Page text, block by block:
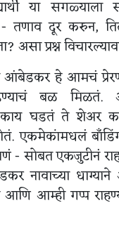
या सगळ्याला
तणाव दूर करुन,
असा प्रश्न
आंबेडकर हे आमचं
बळ मिळतं.
घडतं ते शेअर
एकमेकांमधलं
- सोबत एकजुटीनं
नावाच्या
आम्ही गप्प